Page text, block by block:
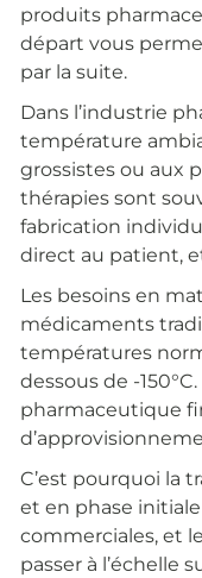
produits
départ vous
par la suite.
Dans l’industrie
température
grossistes ou aux
thérapies sont
fabrication
direct au patient,
Les besoins en
médicaments
températures
dessous de -
pharmaceutique
C’est pourquoi la
et en phase
commerciales, et
passer à l’échelle